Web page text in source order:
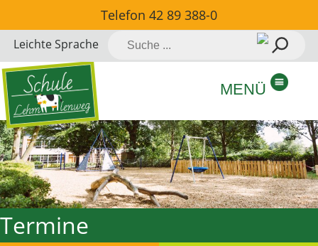
zum
Inhalt
springen
Telefon 42 89 388-0
Leichte Sprache
Suche
Termine
MENÜ